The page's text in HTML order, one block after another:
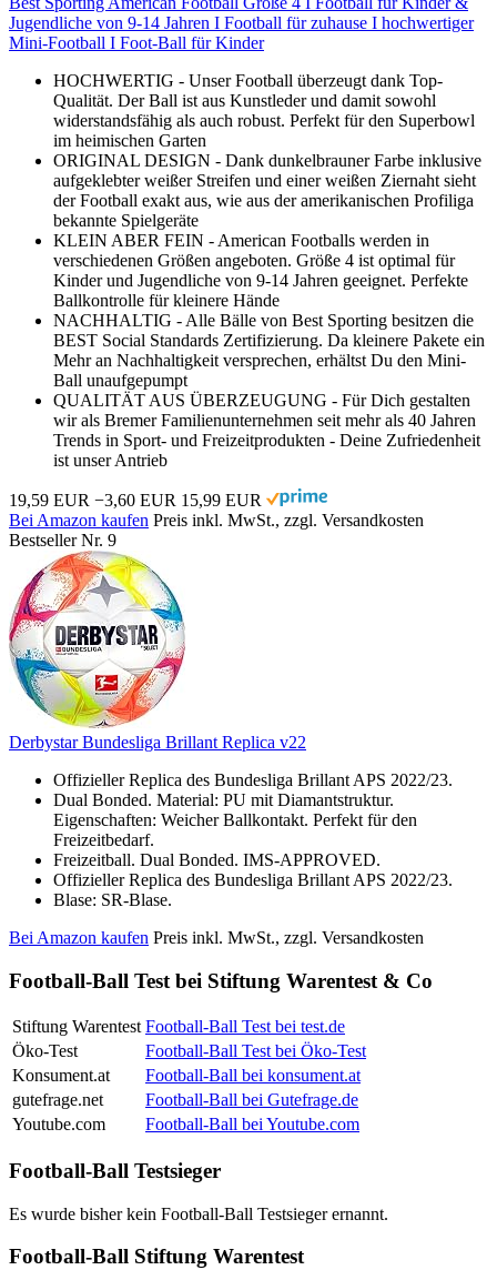
Jugendliche von 9-14 Jahren I Football für zuhause I hochwertiger
Mini-Football I Foot-Ball für Kinder
HOCHWERTIG - Unser Football überzeugt dank Top-
Qualität. Der Ball ist aus Kunstleder und damit sowohl
widerstandsfähig als auch robust. Perfekt für den Superbowl
im heimischen Garten
ORIGINAL DESIGN - Dank dunkelbrauner Farbe inklusive
aufgeklebter weißer Streifen und einer weißen Ziernaht sieht
der Football exakt aus, wie aus der amerikanischen Profiliga
bekannte Spielgeräte
KLEIN ABER FEIN - American Footballs werden in
verschiedenen Größen angeboten. Größe 4 ist optimal für
Kinder und Jugendliche von 9-14 Jahren geeignet. Perfekte
Ballkontrolle für kleinere Hände
NACHHALTIG - Alle Bälle von Best Sporting besitzen die
BEST Social Standards Zertifizierung. Da kleinere Pakete ein
Mehr an Nachhaltigkeit versprechen, erhältst Du den Mini-
Ball unaufgepumpt
QUALITÄT AUS ÜBERZEUGUNG - Für Dich gestalten
wir als Bremer Familienunternehmen seit mehr als 40 Jahren
Trends in Sport- und Freizeitprodukten - Deine Zufriedenheit
ist unser Antrieb
19,59 EUR −3,60 EUR 15,99 EUR
Bei Amazon kaufen Preis inkl. MwSt., zzgl. Versandkosten
Bestseller Nr. 9
Derbystar Bundesliga Brillant Replica v22
Offizieller Replica des Bundesliga Brillant APS 2022/23.
Dual Bonded. Material: PU mit Diamantstruktur.
Eigenschaften: Weicher Ballkontakt. Perfekt für den
Freizeitbedarf.
Freizeitball. Dual Bonded. IMS-APPROVED.
Offizieller Replica des Bundesliga Brillant APS 2022/23.
Blase: SR-Blase.
Bei Amazon kaufen Preis inkl. MwSt., zzgl. Versandkosten
Football-Ball Test bei Stiftung Warentest & Co
Stiftung Warentest Football-Ball Test bei test.de
Öko-Test
Football-Ball Test bei Öko-Test
Konsument.at
Football-Ball bei konsument.at
gutefrage.net
Football-Ball bei Gutefrage.de
Youtube.com
Football-Ball bei Youtube.com
Football-Ball Testsieger
Es wurde bisher kein Football-Ball Testsieger ernannt.
Football-Ball Stiftung Warentest